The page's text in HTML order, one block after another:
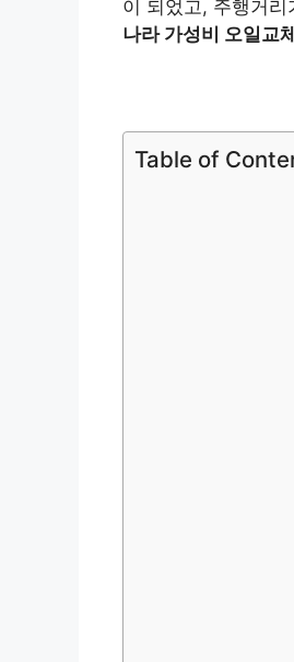
이 되었고, 주행거
나라 가성비 오일교체
Table of